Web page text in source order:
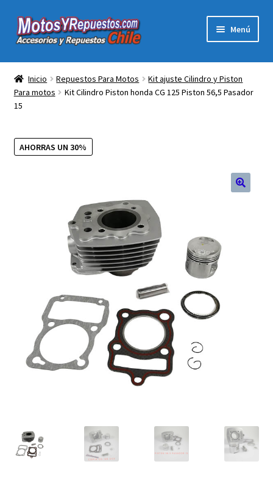
Ir
a
Ir
al
Menú
Acc y Rep Motocross Enduro
menú
Electronica Para Motos
Filtros para Motos
Ropa para Motociclistas
Tienda Física Motosyrepuestos
Inicio Repuestos Para Motos
Kit ajuste Cilindro y Piston
Para motos
Kit Cilindro Piston honda CG 125 Piston 56,5 Pasador
15
AHORRAS UN 30%